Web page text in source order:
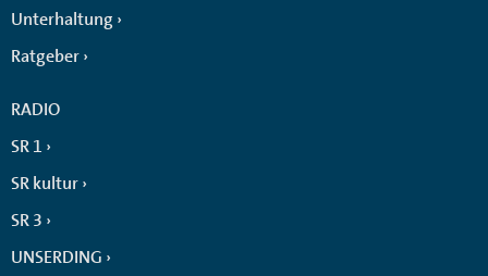
Unterhaltung
Ratgeber
RADIO
SR 1
SR kultur
SR 3
UNSERDING